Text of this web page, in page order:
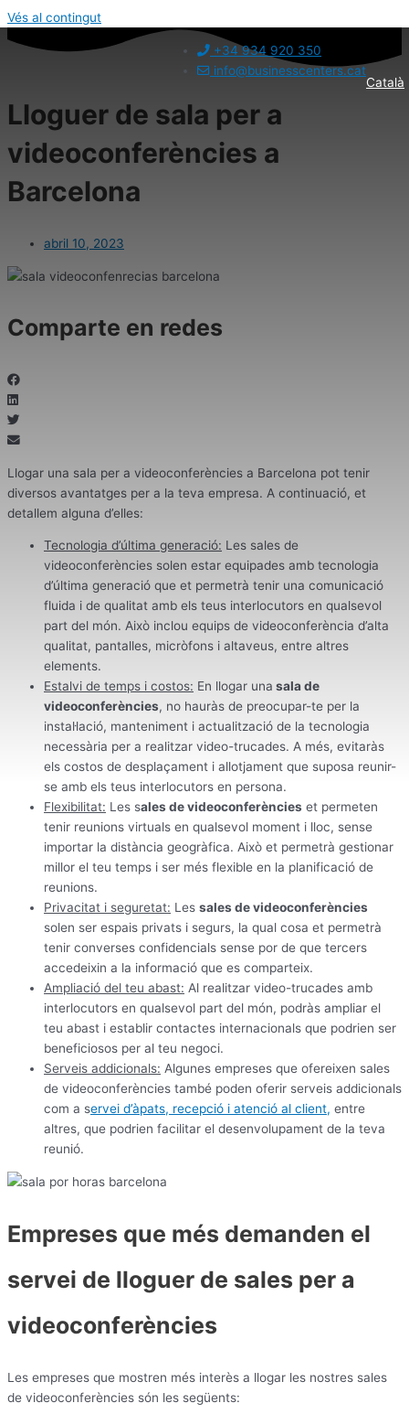
Vés al contingut
+34 934 920 350
info@businesscenters.cat
Català
Lloguer de sala per a
videoconferències a
Barcelona
abril 10, 2023
Comparte en redes
Llogar una sala per a videoconferències a Barcelona pot tenir
diversos avantatges per a la teva empresa. A continuació, et
detallem alguna d’elles:
Tecnologia d’última generació: Les sales de
videoconferències solen estar equipades amb tecnologia
d’última generació que et permetrà tenir una comunicació
fluida i de qualitat amb els teus interlocutors en qualsevol
part del món. Això inclou equips de videoconferència d’alta
qualitat, pantalles, micròfons i altaveus, entre altres
elements.
Estalvi de temps i costos: En llogar una sala de
videoconferències, no hauràs de preocupar-te per la
instal·lació, manteniment i actualització de la tecnologia
necessària per a realitzar video-trucades. A més, evitaràs
els costos de desplaçament i allotjament que suposa reunir-
se amb els teus interlocutors en persona.
Flexibilitat: Les sales de videoconferències et permeten
tenir reunions virtuals en qualsevol moment i lloc, sense
importar la distància geogràfica. Això et permetrà gestionar
millor el teu temps i ser més flexible en la planificació de
reunions.
Privacitat i seguretat: Les sales de videoconferències
solen ser espais privats i segurs, la qual cosa et permetrà
tenir converses confidencials sense por de que tercers
accedeixin a la informació que es comparteix.
Ampliació del teu abast: Al realitzar video-trucades amb
interlocutors en qualsevol part del món, podràs ampliar el
teu abast i establir contactes internacionals que podrien ser
beneficiosos per al teu negoci.
Serveis addicionals: Algunes empreses que ofereixen sales
de videoconferències també poden oferir serveis addicionals
com a servei d’àpats, recepció i atenció al client, entre
altres, que podrien facilitar el desenvolupament de la teva
reunió.
Empreses que més demanden el
servei de lloguer de sales per a
videoconferències
Les empreses que mostren més interès a llogar les nostres sales
de videoconferències són les següents: